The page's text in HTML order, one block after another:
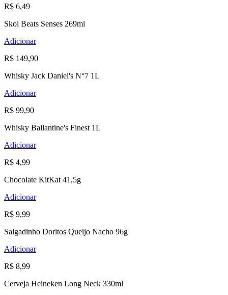
R$ 6,49
Skol Beats Senses 269ml
Adicionar
R$ 149,90
Whisky Jack Daniel's N°7 1L
Adicionar
R$ 99,90
Whisky Ballantine's Finest 1L
Adicionar
R$ 4,99
Chocolate KitKat 41,5g
Adicionar
R$ 9,99
Salgadinho Doritos Queijo Nacho 96g
Adicionar
R$ 8,99
Cerveja Heineken Long Neck 330ml